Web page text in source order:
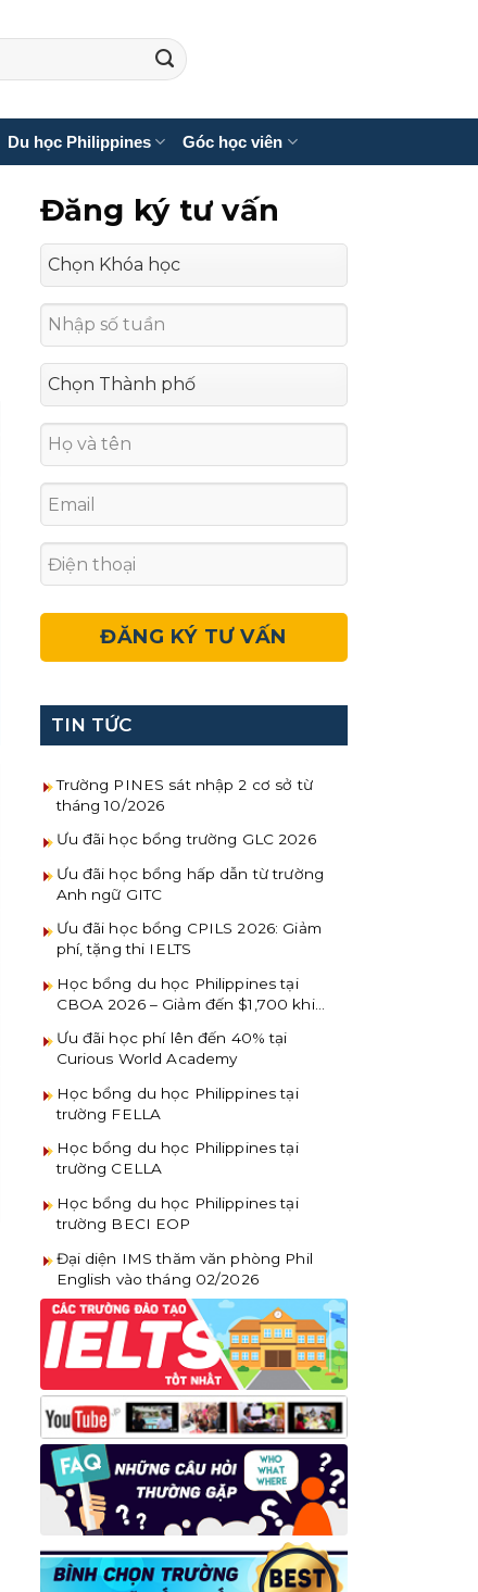
Du học Philippines Góc học viên
Đăng ký tư vấn
TIN TỨC
Trường PINES sát nhập 2 cơ sở từ
tháng 10/2026
Ưu đãi học bổng trường GLC 2026
Ưu đãi học bổng hấp dẫn từ trường
Anh ngữ GITC
Ưu đãi học bổng CPILS 2026: Giảm
phí, tặng thi IELTS
Học bổng du học Philippines tại
CBOA 2026 – Giảm đến $1,700 khi
Ưu đãi học phí lên đến 40% tại
Curious World Academy
Học bổng du học Philippines tại
trường FELLA
Học bổng du học Philippines tại
trường CELLA
Học bổng du học Philippines tại
trường BECI EOP
Đại diện IMS thăm văn phòng Phil
English vào tháng 02/2026